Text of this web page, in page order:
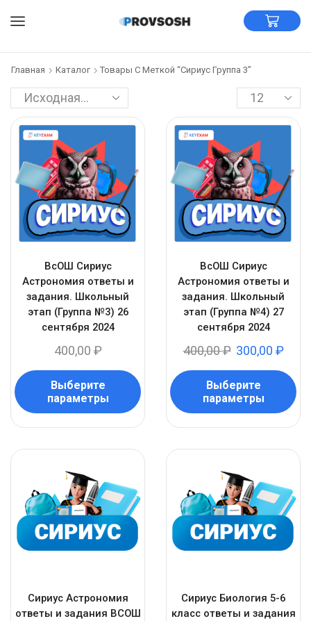
Главная Каталог Товары С Меткой “Сириус Группа 3”
ВсОШ Сириус
Астрономия ответы и
задания. Школьный
этап (Группа №3) 26
сентября 2024
400,00 ₽
Выберите
параметры
ВсОШ Сириус
Астрономия ответы и
задания. Школьный
этап (Группа №4) 27
сентября 2024
400,00₽ 300,00 ₽
Выберите
параметры
Сириус Астрономия
ответы и задания ВСОШ
Сириус Биология 5-6
класс ответы и задания